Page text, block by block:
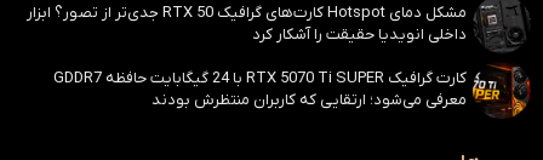
مشکل دمای Hotspot کارت‌های گرافیک RTX 50 جدی‌تر از تصور؟ ابزار
داخلی انویدیا حقیقت را آشکار کرد
کارت گرافیک RTX 5070 Ti SUPER با 24 گیگابایت حافظه GDDR7
معرفی می‌شود؛ ارتقایی که کاربران منتظرش بودند